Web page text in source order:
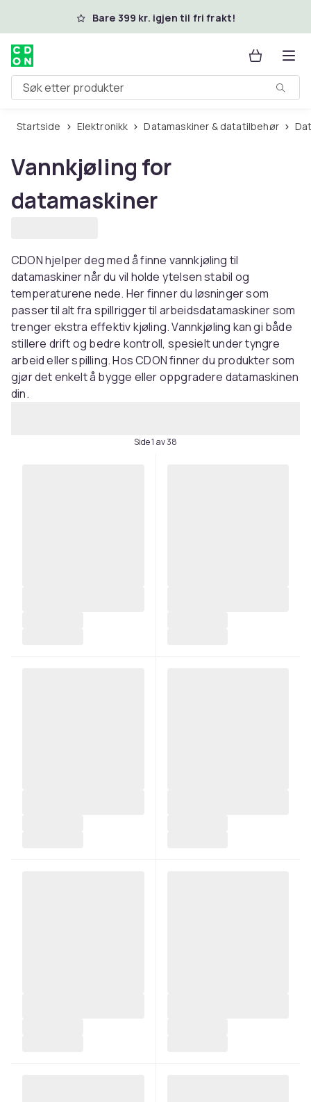
Hopp til hovedinnholdBare 399 kr. igjen til fri frakt!
Søk etter produkter
Startside Elektronikk Datamaskiner & datatilbehør
Vannkjøling for
datamaskiner
CDON hjelper deg med å finne vannkjøling til
datamaskiner når du vil holde ytelsen stabil og
temperaturene nede. Her finner du løsninger som
passer til alt fra spillrigger til arbeidsdatamaskiner som
trenger ekstra effektiv kjøling. Vannkjøling kan gi både
stillere drift og bedre kontroll, spesielt under tyngre
arbeid eller spilling. Hos CDON finner du produkter som
gjør det enkelt å bygge eller oppgradere datamaskinen
din.
Side 1 av 38